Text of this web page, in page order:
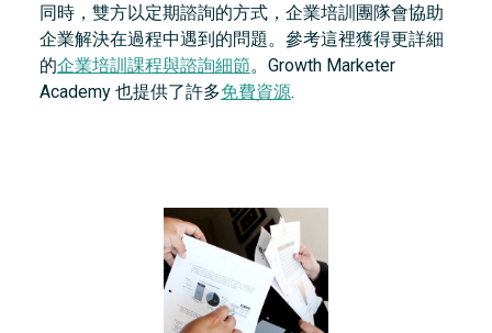
同時，雙方以定期諮詢的方式，企業培訓團隊會協助
企業解決在過程中遇到的問題。參考這裡獲得更詳細
的企業培訓課程與諮詢細節。Growth Marketer
Academy 也提供了許多免費資源.